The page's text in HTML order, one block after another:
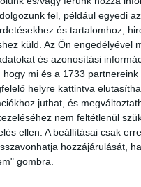
fel, például egyedi
és tartalomhoz,
küld. Az Ön engedélyével
és azonosítási
hogy mi és a 1733
helyre kattintva
juthat, és
nem feltétlenül
ellen. A beállításai csak
hozzájárulását,
gombra.
sőt minden
produkáltak
hatékony